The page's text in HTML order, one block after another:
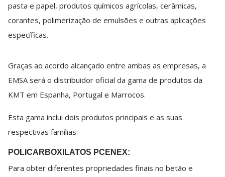
pasta e papel, produtos químicos agrícolas, cerâmicas,
corantes, polimerização de emulsões e outras aplicações
específicas.
Graças ao acordo alcançado entre ambas as empresas, a
EMSA será o distribuidor oficial da gama de produtos da
KMT em Espanha, Portugal e Marrocos.
Esta gama inclui dois produtos principais e as suas
respectivas famílias:
POLICARBOXILATOS PCENEX: ​
Para obter diferentes propriedades finais no betão e